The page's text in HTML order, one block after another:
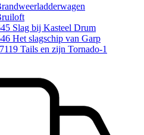
Slag bij Kasteel Drum
Het slagschip van Garp
Tails en zijn Tornado-1